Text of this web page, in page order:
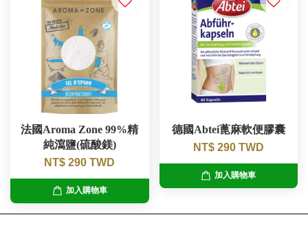
法國Aroma Zone 99%精
純瀉鹽(硫酸鎂)
NT$ 290 TWD
加入購物車
德國Abtei蓖麻軟便膠囊
NT$ 290 TWD
加入購物車